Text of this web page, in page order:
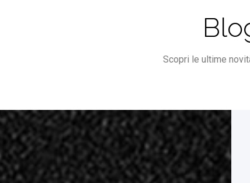
Scopri le ultime